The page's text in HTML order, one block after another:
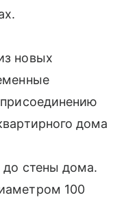
новых
дома
до стены дома.
100